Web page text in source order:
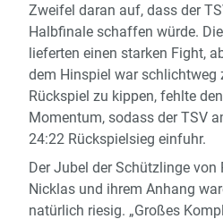
Zweifel daran auf, dass der
Halbfinale schaffen würde.
lieferten einen starken Fight,
dem Hinspiel war schlichtweg
Rückspiel zu kippen, fehlte
Momentum, sodass der TSV
24:22 Rückspielsieg einfuhr.
Der Jubel der Schützlinge von
Nicklas und ihrem Anhang
natürlich riesig. „Großes